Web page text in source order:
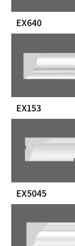
EX640
EX153
EX5045